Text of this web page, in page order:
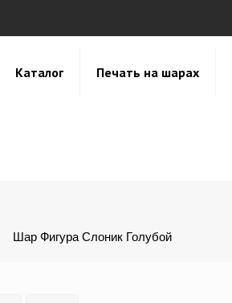
Каталог Печать на шарах
Шар Фигура Слоник Голубой